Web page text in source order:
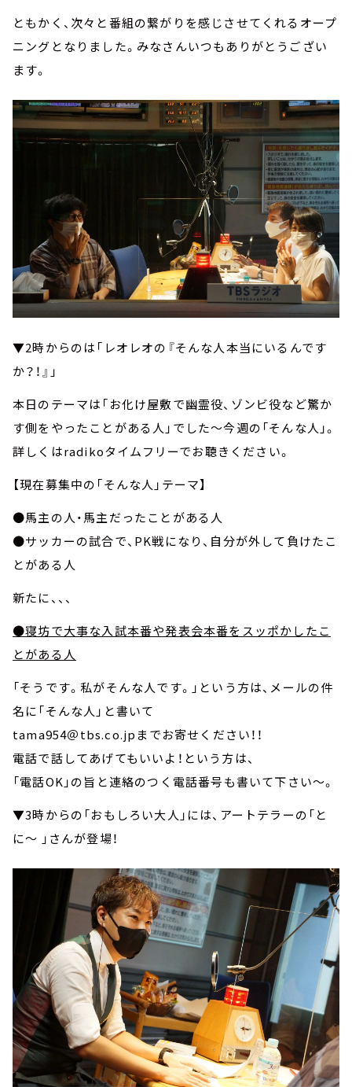
ともかく、次々と番組の繋がりを感じさせてくれるオープ
ニングとなりました。みなさんいつもありがとうござい
ます。
▼2時からのは「レオレオの『そんな人本当にいるんです
か？！』」
本日のテーマは「お化け屋敷で幽霊役、ゾンビ役など驚か
す側をやったことがある人」でした～今週の「そんな人」。
詳しくはradikoタイムフリーでお聴きください。
【現在募集中の「そんな人」テーマ】
●馬主の人・馬主だったことがある人
●サッカーの試合で、PK戦になり、自分が外して負けたこ
とがある人
新たに、、、
●寝坊で大事な入試本番や発表会本番をスッポかしたこ
とがある人
「そうです。私がそんな人です。」という方は、メールの件
名に「そんな人」と書いて
tama954＠tbs.co.jpまでお寄せください！！
電話で話してあげてもいいよ！という方は、
「電話OK」の旨と連絡のつく電話番号も書いて下さい～。
▼3時からの「おもしろい大人」には、アートテラーの「と
に～ 」さんが登場！